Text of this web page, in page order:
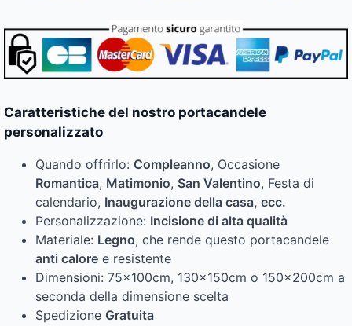
Caratteristiche del nostro portacandele
personalizzato
Quando offrirlo: Compleanno, Occasione
Romantica, Matimonio, San Valentino, Festa di
calendario, Inaugurazione della casa, ecc.
Personalizzazione: Incisione di alta qualità
Materiale: Legno, che rende questo portacandele
anti calore e resistente
Dimensioni: 75x100cm, 130x150cm o 150x200cm a
seconda della dimensione scelta
Spedizione Gratuita